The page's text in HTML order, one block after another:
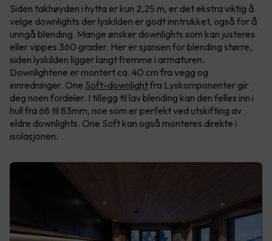
Siden takhøyden i hytta er kun 2,25 m, er det ekstra viktig å
velge downlights der lyskilden er godt inntrukket, også for å
unngå blending. Mange ønsker downlights som kan justeres
eller vippes 360 grader. Her er sjansen for blending større,
siden lyskilden ligger langt fremme i armaturen.
Downlightene er montert ca. 40 cm fra vegg og
innredninger. One Soft-downlightfra Lyskomponenter gir
deg noen fordeler. I tillegg til lav blending kan den felles inn i
hull fra 68 til 83mm, noe som er perfekt ved utskifting av
eldre downlights. One Soft kan også monteres direkte i
isolasjonen.